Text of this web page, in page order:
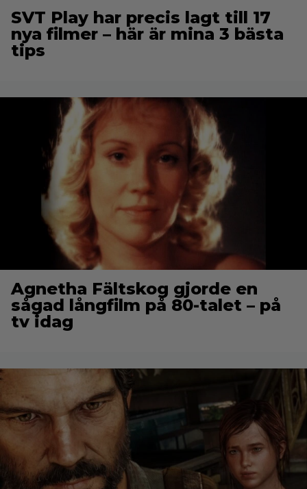
SVT Play har precis lagt till 17
nya filmer – här är mina 3 bästa
tips
Agnetha Fältskog gjorde en
sågad långfilm på 80-talet – på
tv idag